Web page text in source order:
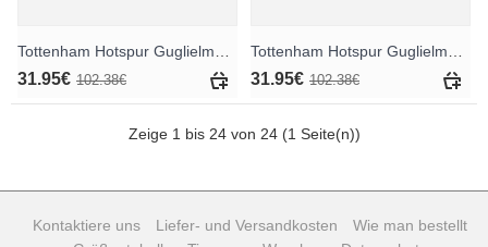
31.95€ 102.38€ 31.95€ 102.38€
Zeige 1 bis 24 von 24 (1 Seite(n))
Kontaktiere uns Liefer- und Versandkosten
Wie man bestellt